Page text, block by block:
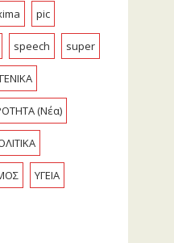
pic
speech super
ΓΕΝΙΚΑ
(Νέα)
ΥΓΕΙΑ